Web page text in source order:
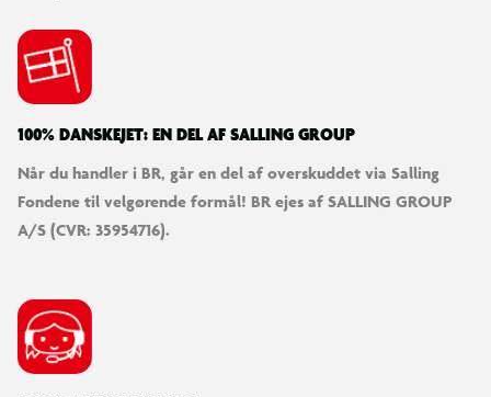
100% DANSKEJET: EN DEL AF SALLING GROUP
Når du handler i BR, går en del af overskuddet via Salling
Fondene til velgørende formål! BR ejes af SALLING GROUP
A/S (CVR: 35954716).